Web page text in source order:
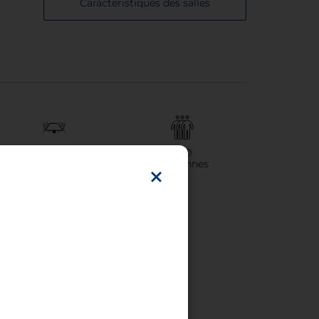
Carácteristiques des salles
250
Personnes